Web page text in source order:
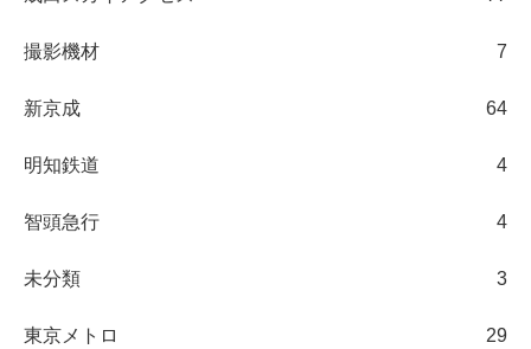
撮影機材 7
新京成 64
明知鉄道 4
智頭急行 4
未分類 3
東京メトロ 29